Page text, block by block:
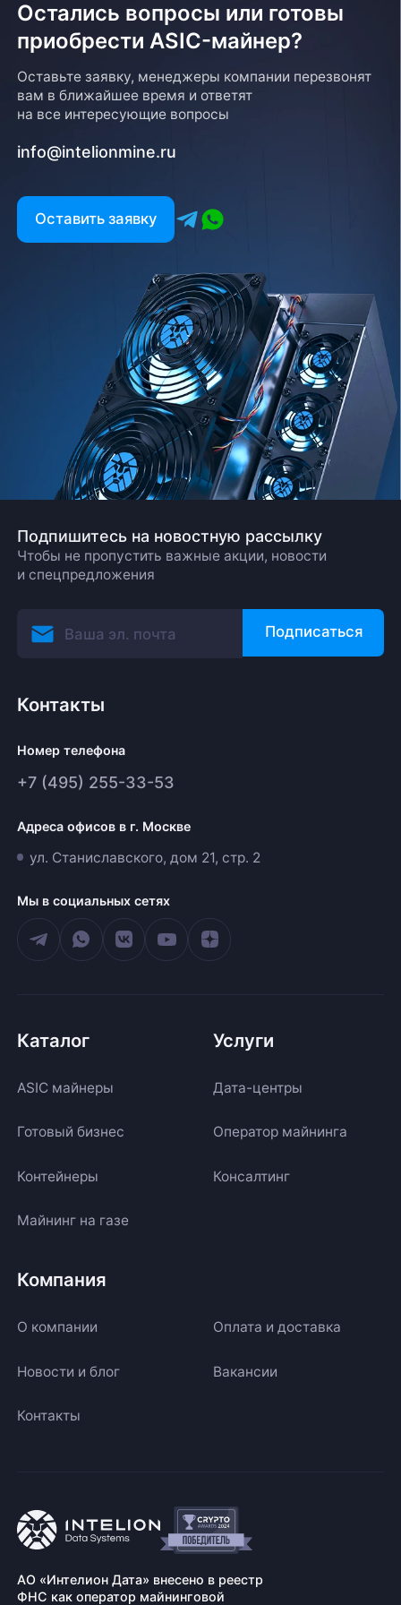
Для того, чтобы оформить возврат товара, клиенту
необходимо связаться с менеджером, который
в соответствии с регламентом Компании после
Есть вопрос?
Заполните форму и мы свяжемся с вами в
Заказать звонок
Остались вопросы или готовы
приобрести ASIC-майнер?
Оставьте заявку, менеджеры компании перезвонят
вам в ближайшее время и ответят
на все интересующие вопросы
info@intelionmine.ru
Оставить заявку
Подпишитесь на новостную рассылку
Чтобы не пропустить важные акции, новости
и спецпредложения
Подписаться
Контакты
Номер телефона
+7 (495) 255-33-53
Адреса офисов в г. Москве
ул. Станиславского, дом 21, стр. 2
Мы в социальных сетях
Каталог
ASIC майнеры
Готовый бизнес
Контейнеры
Майнинг на газе
Услуги
Дата-центры
Оператор майнинга
Консалтинг
Компания
О компании Оплата и доставка
Новости и блог Вакансии
Контакты
АО «Интелион Дата» внесено в реестр
ФНС как оператор майнинговой